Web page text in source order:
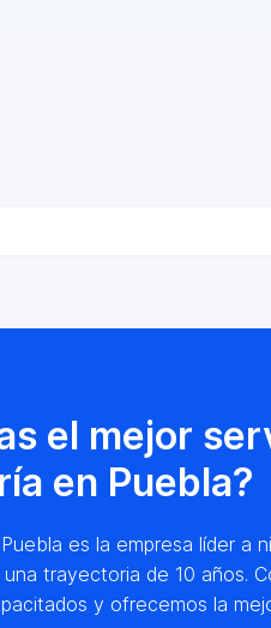
el mejor
en Puebla?
es la empresa líder a
una trayectoria de 10 años.
y ofrecemos la